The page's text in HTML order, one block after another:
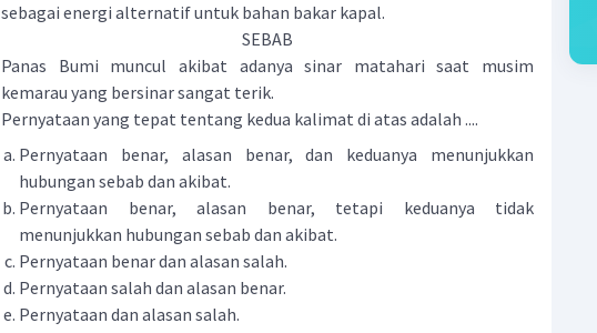
sebagai energi alternatif untuk bahan bakar kapal.
SEBAB
Panas Bumi muncul akibat adanya sinar matahari saat musim
kemarau yang bersinar sangat terik.
Pernyataan yang tepat tentang kedua kalimat di atas adalah ....
Pernyataan benar, alasan benar, dan keduanya menunjukkan
hubungan sebab dan akibat.
Pernyataan benar, alasan benar, tetapi keduanya tidak
menunjukkan hubungan sebab dan akibat.
Pernyataan benar dan alasan salah.
Pernyataan salah dan alasan benar.
Pernyataan dan alasan salah.